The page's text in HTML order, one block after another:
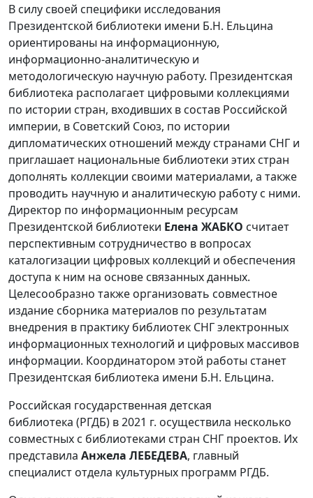
В силу своей специфики исследования
Президентской библиотеки имени Б.Н. Ельцина
ориентированы на информационную,
информационно-аналитическую и
методологическую научную работу. Президентская
библиотека располагает цифровыми коллекциями
по истории стран, входивших в состав Российской
империи, в Советский Союз, по истории
дипломатических отношений между странами СНГ и
приглашает национальные библиотеки этих стран
дополнять коллекции своими материалами, а также
проводить научную и аналитическую работу с ними.
Директор по информационным ресурсам
Президентской библиотеки Елена ЖАБКО считает
перспективным сотрудничество в вопросах
каталогизации цифровых коллекций и обеспечения
доступа к ним на основе связанных данных.
Целесообразно также организовать совместное
издание сборника материалов по результатам
внедрения в практику библиотек СНГ электронных
информационных технологий и цифровых массивов
информации. Координатором этой работы станет
Президентская библиотека имени Б.Н. Ельцина.
Российская государственная детская
библиотека (РГДБ) в 2021 г. осуществила несколько
совместных с библиотеками стран СНГ проектов. Их
представила Анжела ЛЕБЕДЕВА, главный
специалист отдела культурных программ РГДБ.